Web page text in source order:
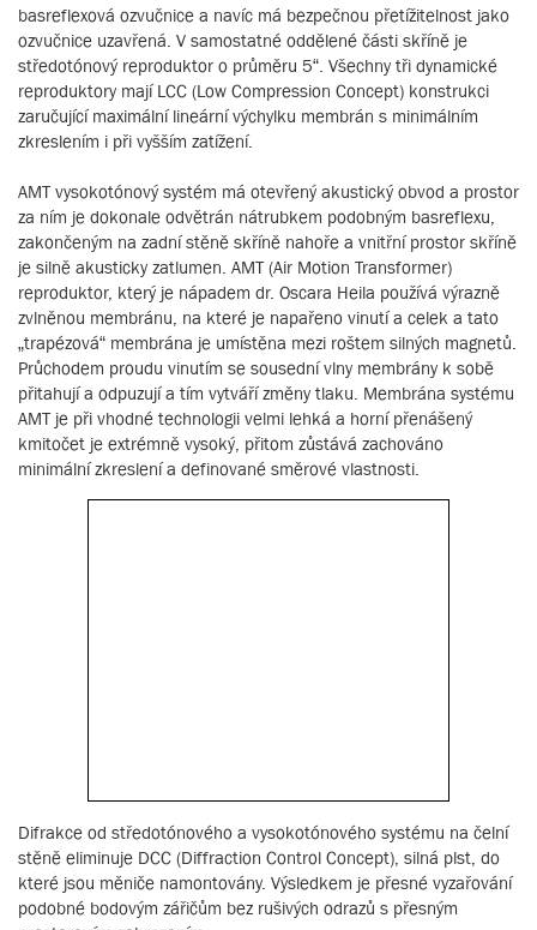
basreflexová ozvučnice a navíc má bezpečnou přetížitelnost jako
ozvučnice uzavřená. V samostatné oddělené části skříně je
středotónový reproduktor o průměru 5“. Všechny tři dynamické
reproduktory mají LCC (Low Compression Concept) konstrukci
zaručující maximální lineární výchylku membrán s minimálním
zkreslením i při vyšším zatížení.
AMT vysokotónový systém má otevřený akustický obvod a prostor
za ním je dokonale odvětrán nátrubkem podobným basreflexu,
zakončeným na zadní stěně skříně nahoře a vnitřní prostor skříně
je silně akusticky zatlumen. AMT (Air Motion Transformer)
reproduktor, který je nápadem dr. Oscara Heila používá výrazně
zvlněnou membránu, na které je napařeno vinutí a celek a tato
„trapézová“ membrána je umístěna mezi roštem silných magnetů.
Průchodem proudu vinutím se sousední vlny membrány k sobě
přitahují a odpuzují a tím vytváří změny tlaku. Membrána systému
AMT je při vhodné technologii velmi lehká a horní přenášený
kmitočet je extrémně vysoký, přitom zůstává zachováno
minimální zkreslení a definované směrové vlastnosti.
Difrakce od středotónového a vysokotónového systému na čelní
stěně eliminuje DCC (Diffraction Control Concept), silná plst, do
které jsou měniče namontovány. Výsledkem je přesné vyzařování
podobné bodovým zářičům bez rušivých odrazů s přesným